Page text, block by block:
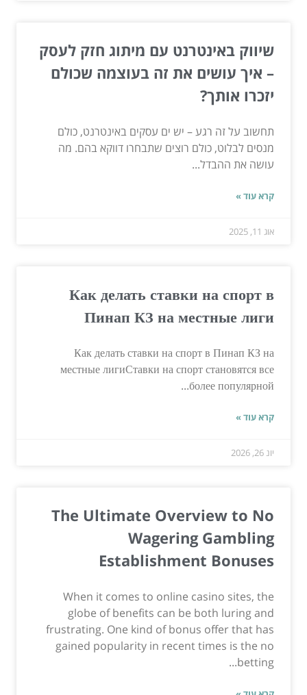
שיווק באינטרנט עם מיתוג חזק לעסק
– איך עושים את זה בעוצמה שכולם
יזכרו אותך?
תחשוב על זה רגע – יש ים עסקים באינטרנט, כולם
מנסים לבלוט, כולם רוצים שתבחרו דווקא בהם. מה
עושה את ההבדל...
קרא עוד »
אוג 11, 2025
Как делать ставки на спорт в
Пинап КЗ на местные лиги
Как делать ставки на спорт в Пинап КЗ на
местные лигиСтавки на спорт становятся все
более популярной...
קרא עוד »
יונ 26, 2026
The Ultimate Overview to No
Wagering Gambling
Establishment Bonuses
When it comes to online casino sites, the
globe of benefits can be both luring and
frustrating. One kind of bonus offer that has
gained popularity in recent times is the no
betting...